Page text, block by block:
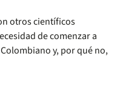
otros científicos
de comenzar a
y, por qué no,